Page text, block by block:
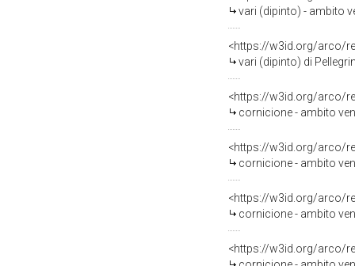
vari (dipinto) - ambito
<https://w3id.org/arco/
vari (dipinto) di
<https://w3id.org/arco/
cornicione - ambito
<https://w3id.org/arco/
cornicione - ambito
<https://w3id.org/arco/
cornicione - ambito
<https://w3id.org/arco/